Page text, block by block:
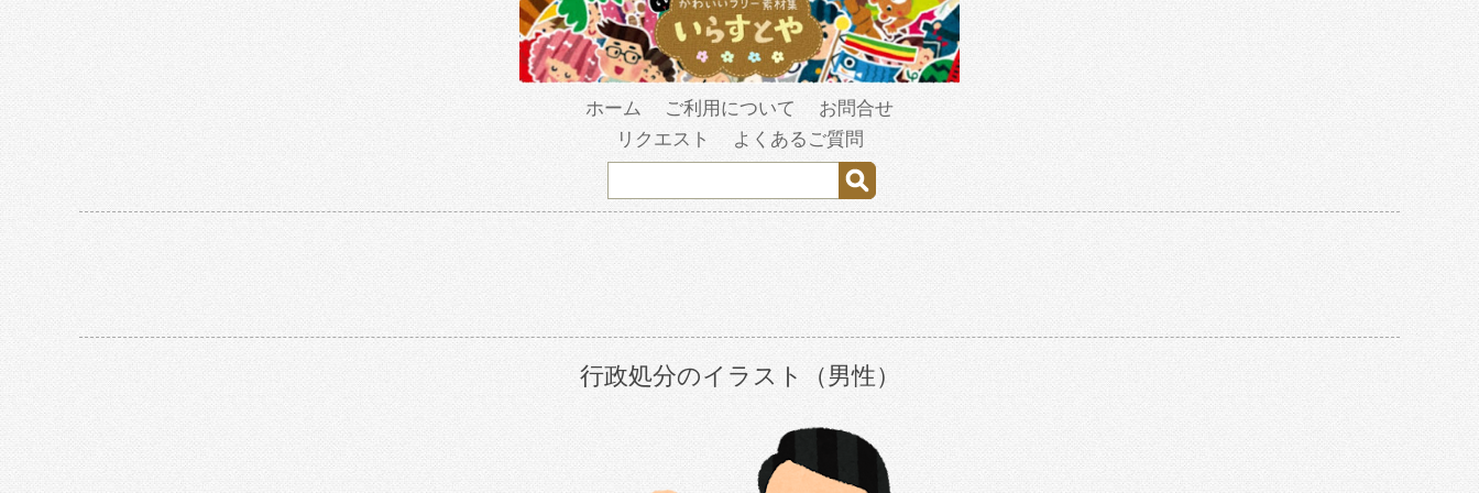
ホーム ご利用について
お問合せ
リクエスト
よくあるご質問
行政処分のイラスト（男性）